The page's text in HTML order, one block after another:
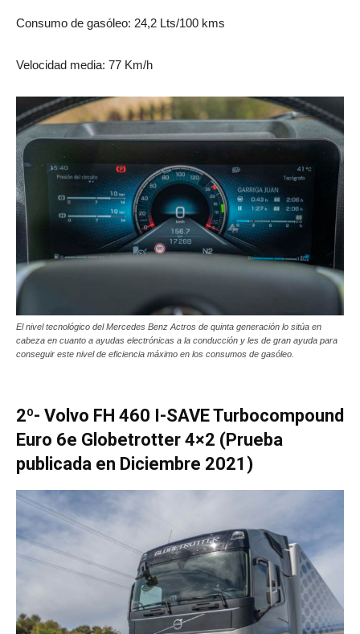
Consumo de gasóleo: 24,2 Lts/100 kms
Velocidad media: 77 Km/h
El nivel tecnológico del Mercedes Benz Actros de quinta generación lo sitúa en
cabeza en cuanto a ayudas electrónicas a la conducción y les de gran ayuda para
conseguir este nivel de eficiencia máximo en los consumos de gasóleo.
2º- Volvo FH 460 I-SAVE Turbocompound
Euro 6e Globetrotter 4×2 (Prueba
publicada en Diciembre 2021)